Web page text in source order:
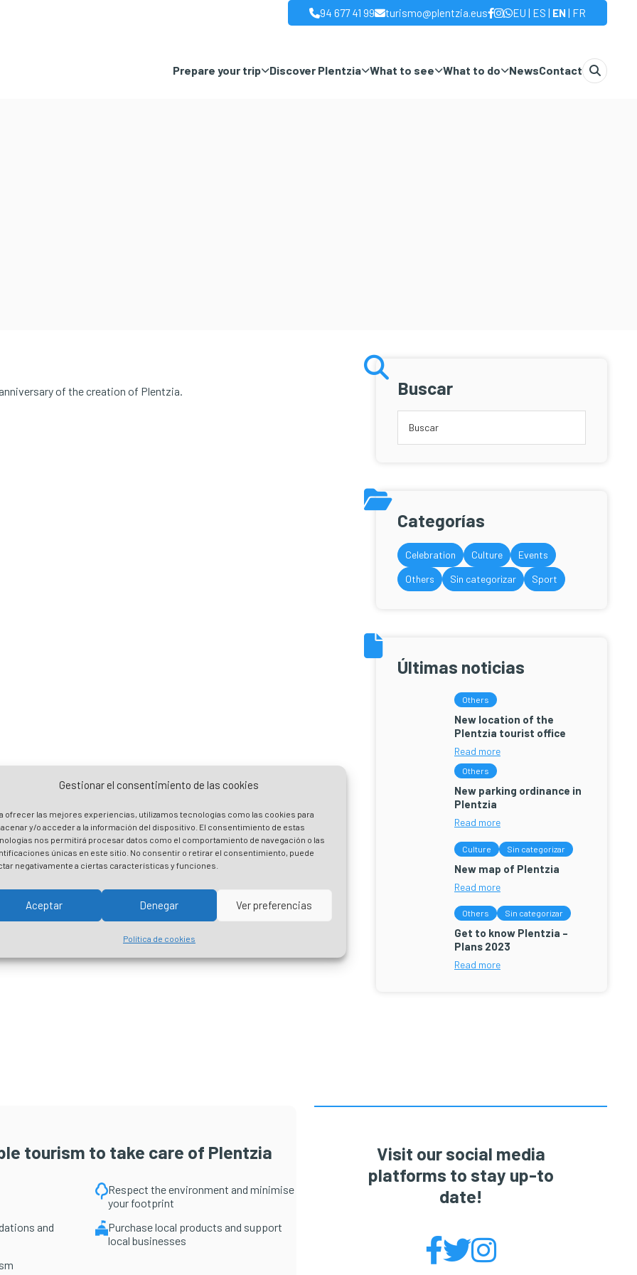
Gestionar el consentimiento de las cookies
ofrecer las mejores experiencias, utilizamos tecnologías como las cookies para
y/o acceder a la información del dispositivo. El consentimiento de estas
nos permitirá procesar datos como el comportamiento de navegación o las
únicas en este sitio. No consentir o retirar el consentimiento, puede
negativamente a ciertas características y funciones.
Aceptar Denegar Ver preferencias
Política de cookies
94 677 41 99 turismo@plentzia.eus EU | ES | EN| FR
Prepare your trip Discover Plentzia What to see What to do NewsContact
of the creation of Plentzia. Buscar
Categorías
Celebration Culture
Events
Others
Sin categorizar Sport
Últimas noticias
Others
New location of the
Plentzia tourist office
Read more
Others
New parking ordinance in
Plentzia
Read more
Culture Sin categorizar
New map of Plentzia
Read more
Others Sin categorizar
Get to know Plentzia –
Plans 2023
Read more
tourism to take care of Plentzia
Respect the environment and minimise
your footprint
and
Purchase local products and support
local businesses
Visit our social media
platforms to stay up-to
date!